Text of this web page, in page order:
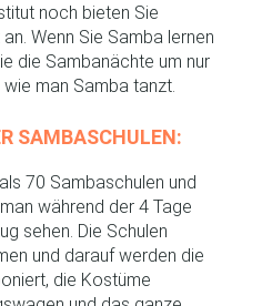
noch bieten Sie
Wenn Sie Samba lernen
die Sambanächte um nur
man Samba tanzt.
SAMBASCHULEN:
70 Sambaschulen und
während der 4 Tage
sehen. Die Schulen
und darauf werden die
die Kostüme